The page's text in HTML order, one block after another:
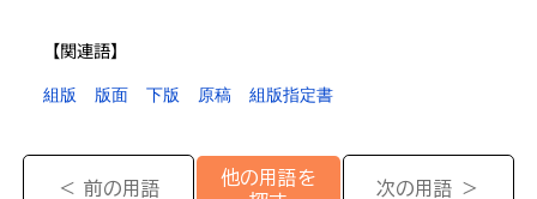
【​関連語】
組版 版面 下版 原稿 組版指定書
＜ 前の用語
他の用語を
次の用語 ＞